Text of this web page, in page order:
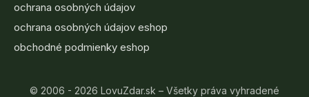
ochrana osobných údajov
ochrana osobných údajov eshop
obchodné podmienky eshop
© 2006 - 2026 LovuZdar.sk – Všetky práva vyhradené